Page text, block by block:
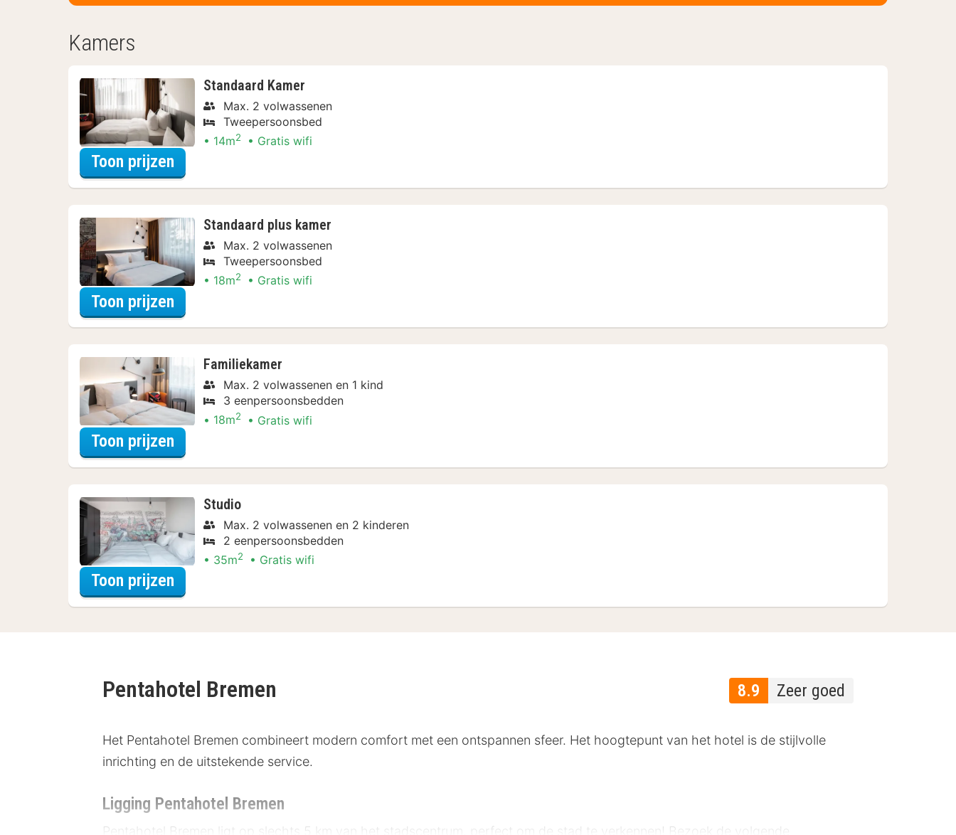
Kamers
Standaard Kamer
Max. 2 volwassenen
Tweepersoonsbed
14m2 Gratis wifi
Toon prijzen
Standaard plus kamer
Max. 2 volwassenen
Tweepersoonsbed
18m2 Gratis wifi
Toon prijzen
Familiekamer
Max. 2 volwassenen en 1 kind
3 eenpersoonsbedden
18m2 Gratis wifi
Toon prijzen
Studio
Max. 2 volwassenen en 2 kinderen
2 eenpersoonsbedden
35m2 Gratis wifi
Toon prijzen
8.9 Zeer goed
Pentahotel Bremen
Het Pentahotel Bremen combineert modern comfort met een ontspannen sfeer. Het hoogtepunt van het hotel is de stijlvolle
inrichting en de uitstekende service.
Ligging Pentahotel Bremen
Pentahotel Bremen ligt op slechts 5 km van het stadscentrum, perfect om de stad te verkennen! Bezoek de volgende